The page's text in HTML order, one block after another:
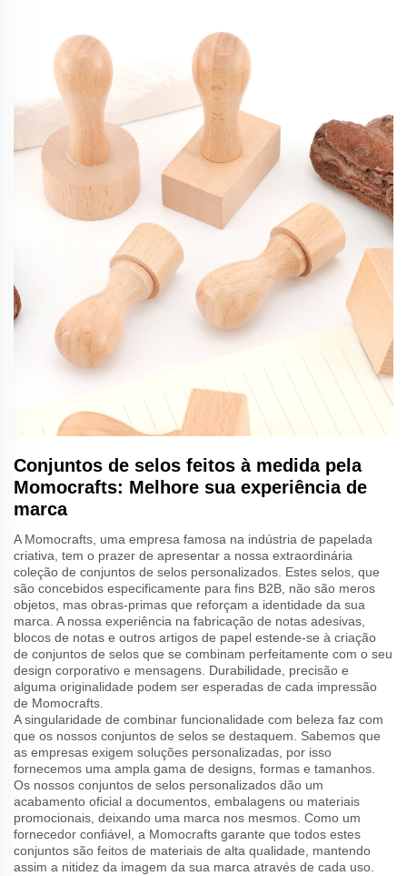
Conjuntos de selos feitos à medida pela
Momocrafts: Melhore sua experiência de
marca
A Momocrafts, uma empresa famosa na indústria de papelada
criativa, tem o prazer de apresentar a nossa extraordinária
coleção de conjuntos de selos personalizados. Estes selos, que
são concebidos especificamente para fins B2B, não são meros
objetos, mas obras-primas que reforçam a identidade da sua
marca. A nossa experiência na fabricação de notas adesivas,
blocos de notas e outros artigos de papel estende-se à criação
de conjuntos de selos que se combinam perfeitamente com o seu
design corporativo e mensagens. Durabilidade, precisão e
alguma originalidade podem ser esperadas de cada impressão
de Momocrafts.
A singularidade de combinar funcionalidade com beleza faz com
que os nossos conjuntos de selos se destaquem. Sabemos que
as empresas exigem soluções personalizadas, por isso
fornecemos uma ampla gama de designs, formas e tamanhos.
Os nossos conjuntos de selos personalizados dão um
acabamento oficial a documentos, embalagens ou materiais
promocionais, deixando uma marca nos mesmos. Como um
fornecedor confiável, a Momocrafts garante que todos estes
conjuntos são feitos de materiais de alta qualidade, mantendo
assim a nitidez da imagem da sua marca através de cada uso.